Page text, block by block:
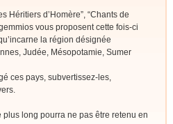
Héritiers d’Homère”, “Chants de
vous proposent cette fois-ci
la région désignée
Judée, Mésopotamie, Sumer
ces pays, subvertissez-les,
long pourra ne pas être retenu en